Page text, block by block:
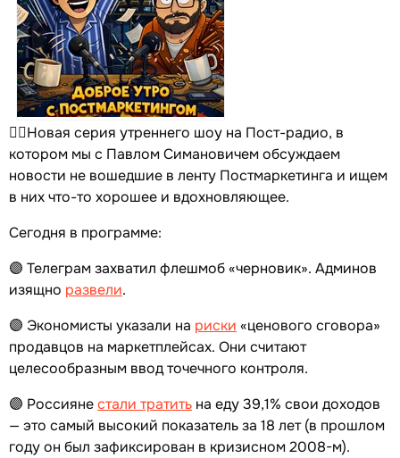
☝🏻Новая серия утреннего шоу на Пост-радио, в
котором мы с Павлом Симановичем обсуждаем
новости не вошедшие в ленту Постмаркетинга и ищем
в них что-то хорошее и вдохновляющее.
Сегодня в программе:
🟣 Телеграм захватил флешмоб «черновик». Админов
изящно развели.
🟣 Экономисты указали на риски «ценового сговора»
продавцов на маркетплейсах. Они считают
целесообразным ввод точечного контроля.
🟣 Россиянестали тратить на еду 39,1% свои доходов
— это самый высокий показатель за 18 лет (в прошлом
году он был зафиксирован в кризисном 2008-м).